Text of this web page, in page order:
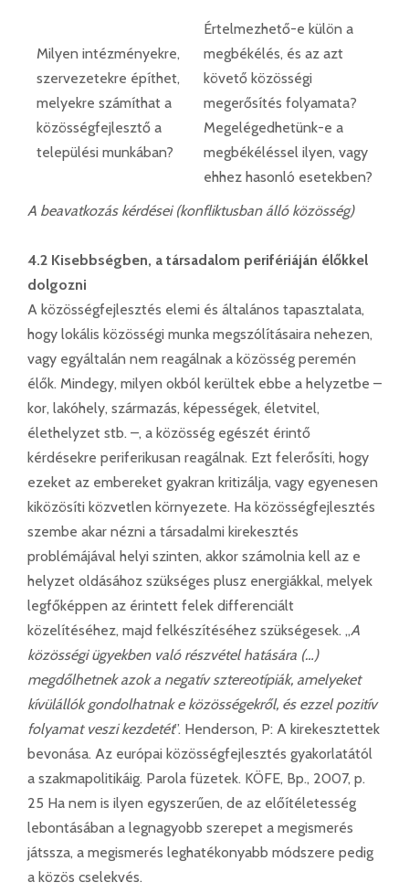
Milyen intézményekre,
szervezetekre építhet,
melyekre számíthat a
közösségfejlesztő a
települési munkában?
Értelmezhető-e külön a
megbékélés, és az azt
követő közösségi
megerősítés folyamata?
Megelégedhetünk-e a
megbékéléssel ilyen, vagy
ehhez hasonló esetekben?
A beavatkozás kérdései (konfliktusban álló közösség)
4.2 Kisebbségben, a társadalom perifériáján élőkkel
dolgozni
A közösségfejlesztés elemi és általános tapasztalata,
hogy lokális közösségi munka megszólításaira nehezen,
vagy egyáltalán nem reagálnak a közösség peremén
élők. Mindegy, milyen okból kerültek ebbe a helyzetbe –
kor, lakóhely, származás, képességek, életvitel,
élethelyzet stb. –, a közösség egészét érintő
kérdésekre periferikusan reagálnak. Ezt felerősíti, hogy
ezeket az embereket gyakran kritizálja, vagy egyenesen
kiközösíti közvetlen környezete. Ha közösségfejlesztés
szembe akar nézni a társadalmi kirekesztés
problémájával helyi szinten, akkor számolnia kell az e
helyzet oldásához szükséges plusz energiákkal, melyek
legfőképpen az érintett felek differenciált
közelítéséhez, majd felkészítéséhez szükségesek. „A
közösségi ügyekben való részvétel hatására (…)
megdőlhetnek azok a negatív sztereotípiák, amelyeket
kívülállók gondolhatnak e közösségekről, és ezzel pozitív
folyamat veszi kezdetét”. Henderson, P: A kirekesztettek
bevonása. Az európai közösségfejlesztés gyakorlatától
a szakmapolitikáig. Parola füzetek. KÖFE, Bp., 2007, p.
25 Ha nem is ilyen egyszerűen, de az előítéletesség
lebontásában a legnagyobb szerepet a megismerés
játssza, a megismerés leghatékonyabb módszere pedig
a közös cselekvés.